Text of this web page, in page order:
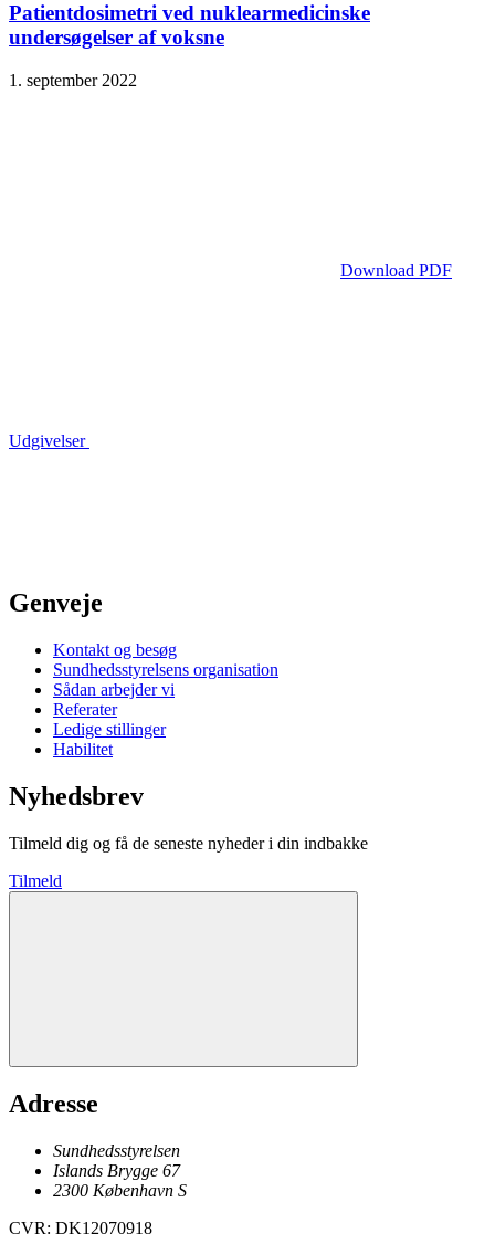
Patientdosimetri ved nuklearmedicinske
undersøgelser af voksne
1. september 2022
Download PDF
Udgivelser
Genveje
Kontakt og besøg
Sundhedsstyrelsens organisation
Sådan arbejder vi
Referater
Ledige stillinger
Habilitet
Nyhedsbrev
Tilmeld dig og få de seneste nyheder i din indbakke
Tilmeld
Adresse
Sundhedsstyrelsen
Islands Brygge 67
2300 København S
CVR: DK12070918